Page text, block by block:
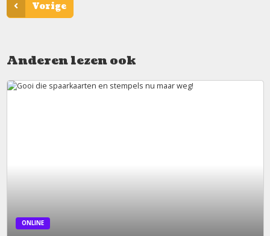
Vorige
Anderen lezen ook
ONLINE